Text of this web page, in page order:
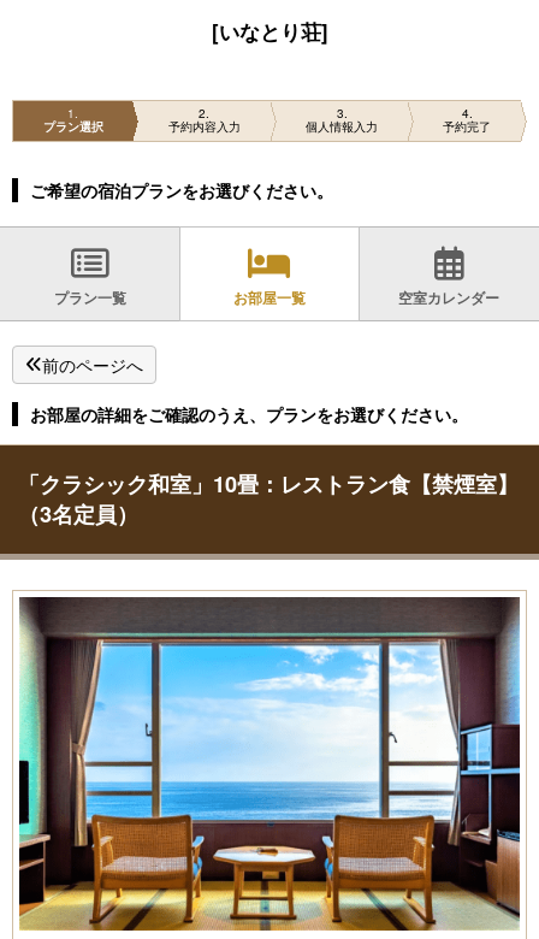
[いなとり荘]
1
プラン選択
2
予約内容入力
3
個人情報入力
4
予約完了
ご希望の宿泊プランをお選びください。
プラン一覧 お部屋一覧 空室カレンダー
前のページへ
お部屋の詳細をご確認のうえ、プランをお選びください。
「クラシック和室」10畳：レストラン食【禁煙室】
（3名定員）